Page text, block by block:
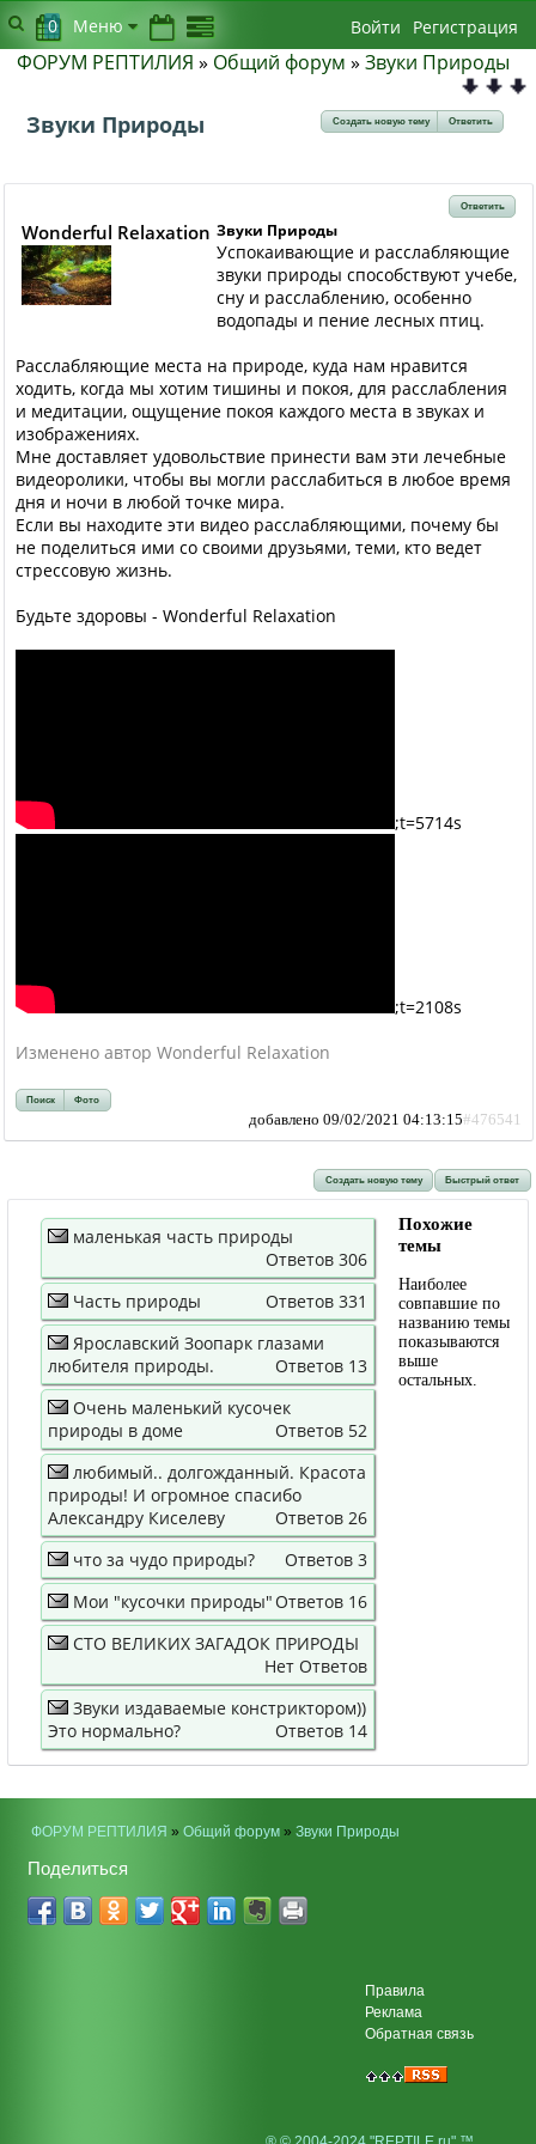
ФОРУМ РЕПТИЛИЯ » Общий форум » Звуки Природы
Звуки Природы Создать новую тему Ответить
Ответить
Wonderful Relaxation Звуки Природы
Успокаивающие и расслабляющие
звуки природы способствуют учебе,
сну и расслаблению, особенно
водопады и пение лесных птиц.
Расслабляющие места на природе, куда нам нравится
ходить, когда мы хотим тишины и покоя, для расслабления
и медитации, ощущение покоя каждого места в звуках и
изображениях.
Мне доставляет удовольствие принести вам эти лечебные
видеоролики, чтобы вы могли расслабиться в любое время
дня и ночи в любой точке мира.
Если вы находите эти видео расслабляющими, почему бы
не поделиться ими со своими друзьями, теми, кто ведет
стрессовую жизнь.
Будьте здоровы - Wonderful Relaxation
;t=5714s
;t=2108s
Изменено автор Wonderful Relaxation
Поиск Фото
добавлено 09/02/2021 04:13:15#476541
Создать новую тему Быстрый ответ
маленькая часть природы
Ответов 306
Часть природы
Ответов 331
Ярославский Зоопарк глазами
любителя природы.
Ответов 13
Очень маленький кусочек
природы в доме
Ответов 52
любимый.. долгожданный. Красота
природы! И огромное спасибо
Александру Киселеву
Ответов 26
что за чудо природы?
Ответов 3
Мои "кусочки природы"Ответов 16
СТО ВЕЛИКИХ ЗАГАДОК ПРИРОДЫ
Нет Ответов
Звуки издаваемые констриктором))
Это нормально?
Ответов 14
Похожие
темы
Наиболее
совпавшие по
названию темы
показываются
выше
остальных.
0 Меню Войти Регистрация
ФОРУМ РЕПТИЛИЯ » Общий форум» Звуки Природы
Поделиться
Правила
Реклама
Обратная связь